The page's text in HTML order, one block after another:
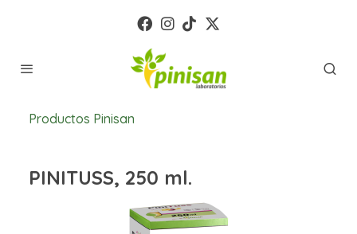
Productos Pinisan
PINITUSS, 250 ml.